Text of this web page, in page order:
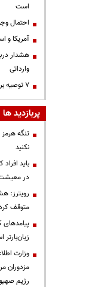
است
احتمال
آمریکا و
هشدار
وارداتی
۷ توصیه برای آغاز نویسندگی
پربازدید ها
تنگه هرمز
نکنید
باید
در
رویترز:
متوقف
پیامدهای
مزدوران